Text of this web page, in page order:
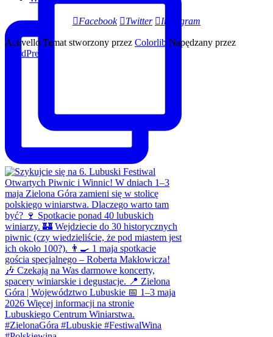
Facebook Twitter Instagram
Activello Temat stworzony przez Colorlib Napędzany przez
WordPress